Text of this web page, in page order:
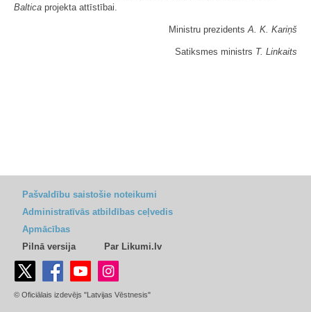
Baltica projekta attīstībai.
Ministru prezidentsA. K. Kariņš
Satiksmes ministrs T. Linkaits
Pašvaldību saistošie noteikumi
Administratīvās atbildības ceļvedis
Apmācības
Pilnā versija
Par Likumi.lv
© Oficiālais izdevējs "Latvijas Vēstnesis"